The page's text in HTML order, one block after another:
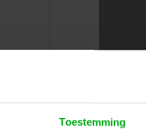
Toestemming